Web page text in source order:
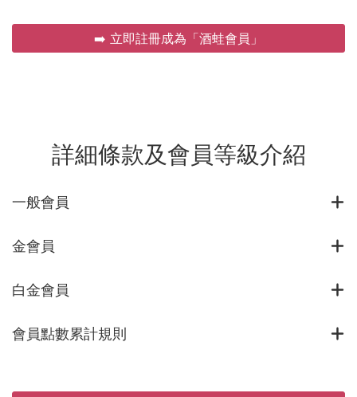
➡️ 立即註冊成為「酒蛙會員」
詳細條款及會員等級介紹
一般會員
金會員
白金會員
會員點數累計規則